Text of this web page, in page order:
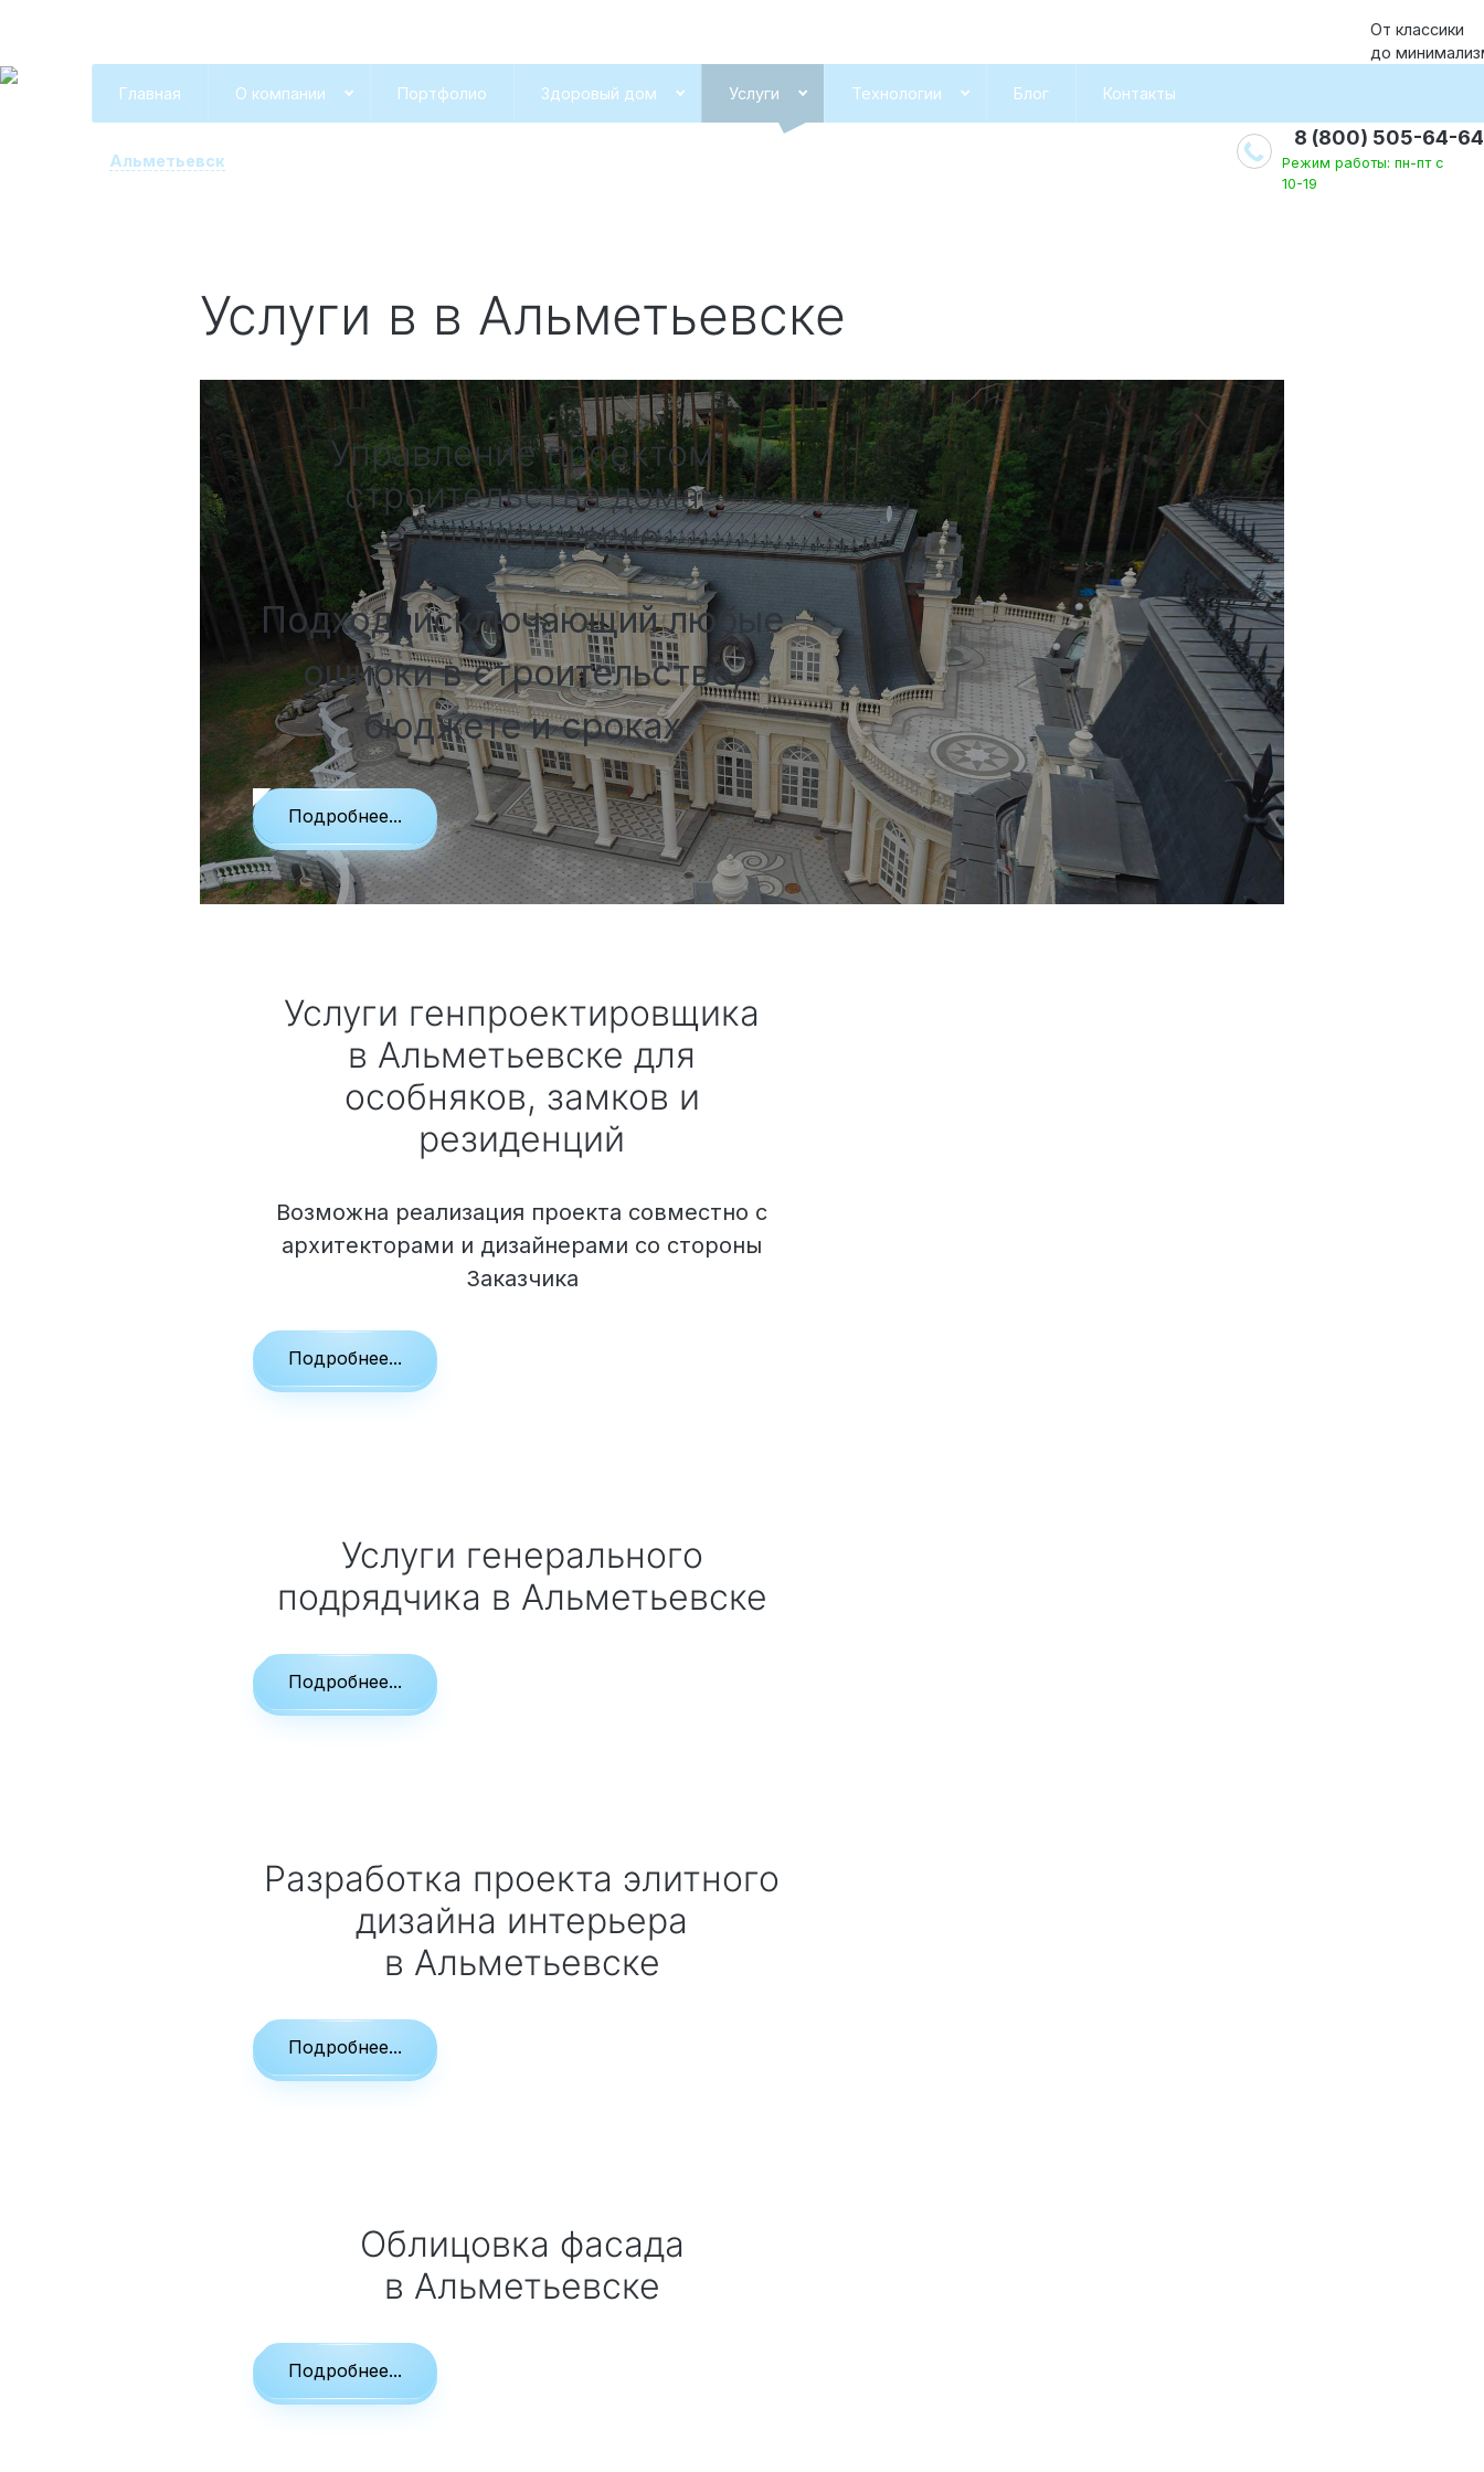
От классики
до
Главная О компании Портфолио Здоровый дом Услуги Технологии Блог Контакты
Альметьевск
8 (800) 505-64-64
Режим работы: пн-пт с
10-19
Элитные «Здоровые дома»
Дома Бизнес-класса
Управление проектом реализации дома
Функция Генпроектировщик
Функция Генподрядчик
Технология здоровый дом
Услуги в в Альметьевске
Управление проектом
строительства дома
в Альметьевске
Подход, исключающий любые
ошибки в строительстве,
бюджете и сроках
Подробнее...
Услуги генпроектировщика
в Альметьевске для
особняков, замков и
резиденций
Возможна реализация проекта совместно с
архитекторами и дизайнерами со стороны
Заказчика
Подробнее...
Услуги генерального
подрядчика в Альметьевске
Подробнее...
Разработка проекта элитного
дизайна интерьера
в Альметьевске
Подробнее...
Облицовка фасада
в Альметьевске
Подробнее...